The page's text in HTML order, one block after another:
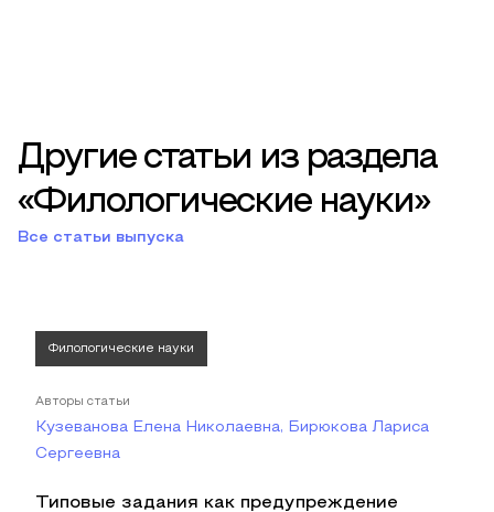
Другие статьи из раздела
«Филологические науки»
Все статьи выпуска
Филологические науки
Авторы статьи
Кузеванова Елена Николаевна, Бирюкова Лариса
Сергеевна
Типовые задания как предупреждение